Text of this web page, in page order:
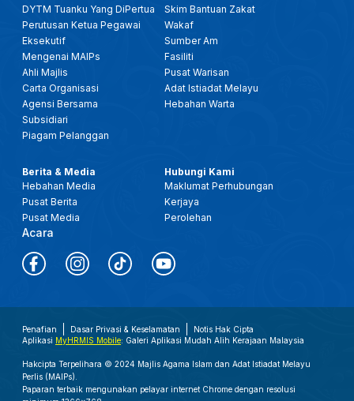
DYTM Tuanku Yang DiPertua
Perutusan Ketua Pegawai
Eksekutif
Mengenai MAIPs
Ahli Majlis
Carta Organisasi
Agensi Bersama
Subsidiari
Piagam Pelanggan
Skim Bantuan Zakat
Wakaf
Sumber Am
Fasiliti
Pusat Warisan
Adat Istiadat Melayu
Hebahan Warta
Berita & Media
Hebahan Media
Pusat Berita
Pusat Media
Acara
Hubungi Kami
Maklumat Perhubungan
Kerjaya
Perolehan
Penafian Dasar Privasi & Keselamatan
Notis Hak Cipta
Aplikasi MyHRMIS Mobile: Galeri Aplikasi Mudah Alih Kerajaan Malaysia
Hakcipta Terpelihara © 2024 Majlis Agama Islam dan Adat Istiadat Melayu
Perlis (MAIPs).
Paparan terbaik mengunakan pelayar internet Chrome dengan resolusi